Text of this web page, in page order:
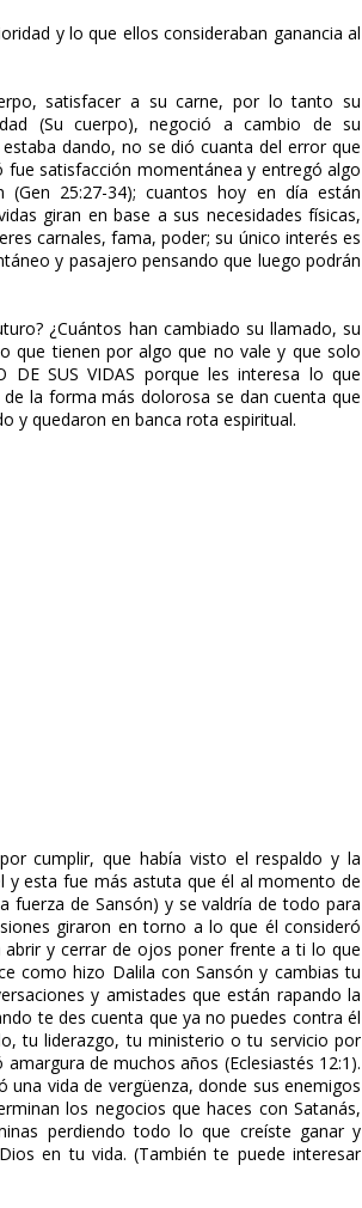
y lo que ellos consideraban ganancia al
satisfacer a su carne, por lo tanto su
(Su cuerpo), negoció a cambio de su
dando, no se dió cuanta del error que
satisfacción momentánea y entregó algo
25:27-34); cuantos hoy en día están
giran en base a sus necesidades físicas,
carnales, fama, poder; su único interés es
y pasajero pensando que luego podrán
¿Cuántos han cambiado su llamado, su
que tienen por algo que no vale y que solo
DE SUS VIDAS porque les interesa lo que
la forma más dolorosa se dan cuenta que
y quedaron en banca rota espiritual.
cumplir, que había visto el respaldo y la
y esta fue más astuta que él al momento de
fuerza de Sansón) y se valdría de todo para
giraron en torno a lo que él consideró
abrir y cerrar de ojos poner frente a ti lo que
como hizo Dalila con Sansón y cambias tu
y amistades que están rapando la
te des cuenta que ya no puedes contra él
tu liderazgo, tu ministerio o tu servicio por
de muchos años (Eclesiastés 12:1).
vida de vergüenza, donde sus enemigos
los negocios que haces con Satanás,
perdiendo todo lo que creíste ganar y
en tu vida. (También te puede interesar